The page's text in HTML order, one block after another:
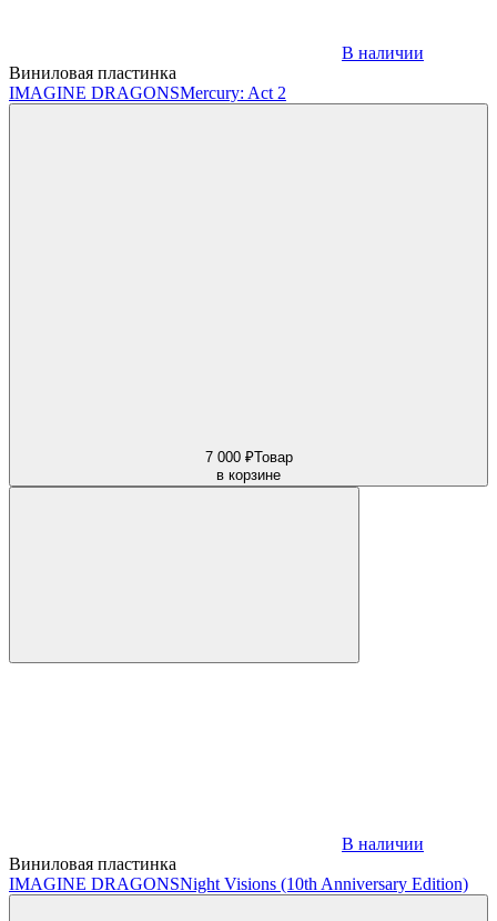
В наличии
Виниловая пластинка
IMAGINE DRAGONSMercury: Act 2
7 000 ₽Товар
в корзине
В наличии
Виниловая пластинка
IMAGINE DRAGONSNight Visions (10th Anniversary Edition)